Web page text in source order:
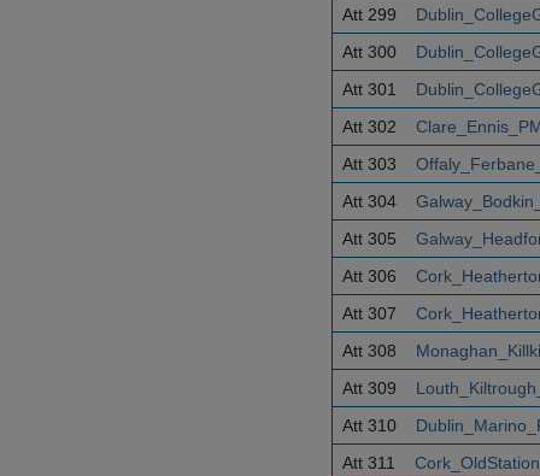
Att 299
Att 300
Att 301
Att 302
Att 303
Att 304
Att 305
Att 306
Att 307
Att 308
Att 309
Att 310
Att 311